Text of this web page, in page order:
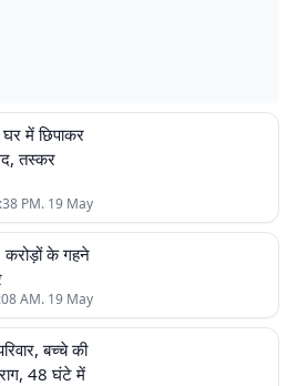
में छिपाकर
तस्कर
PM. 19 May
करोड़ों के गहने
AM. 19 May
बच्चे की
48 घंटे में